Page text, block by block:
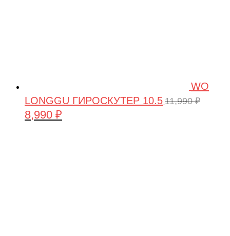
WO
LONGGU ГИРОСКУТЕР 10.5 11,990₽
Первоначальная
8,990 ₽